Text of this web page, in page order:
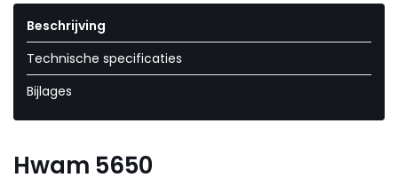
Beschrijving
Technische specificaties
Bijlages
Hwam 5650